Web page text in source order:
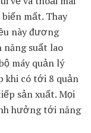
mất. Thay
này đương
năng suất lao
máy quản lý
khi có tới 8 quản
sản xuất. Mọi
hưởng tới năng